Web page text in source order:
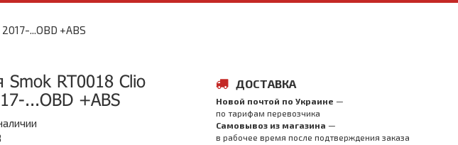
...OBD +ABS
Smok RT0018 Clio
...OBD +ABS
ДОСТАВКА
Новой почтой по Украине —
по тарифам перевозчика
Самовывоз из магазина —
в рабочее время после подтверждения заказа